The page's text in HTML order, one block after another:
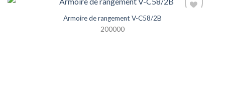
Armoire de rangement V-C58/2B
200000